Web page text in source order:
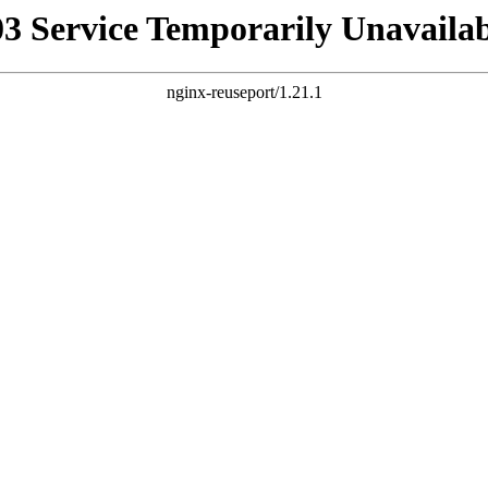
Service Temporarily
nginx-reuseport/1.21.1